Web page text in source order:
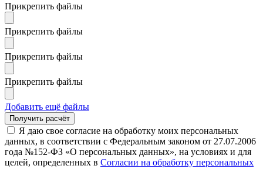
Прикрепить файлы
Прикрепить файлы
Прикрепить файлы
Прикрепить файлы
Добавить ещё файлы
Я даю свое согласие на обработку моих персональных
данных, в соответствии с Федеральным законом от 27.07.2006
года №152-ФЗ «О персональных данных», на условиях и для
целей, определенных в Согласии на обработку персональных